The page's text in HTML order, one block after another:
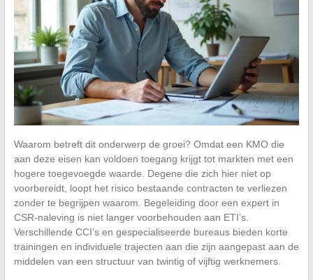
Waarom betreft dit onderwerp de groei? Omdat een KMO die
aan deze eisen kan voldoen toegang krijgt tot markten met een
hogere toegevoegde waarde. Degene die zich hier niet op
voorbereidt, loopt het risico bestaande contracten te verliezen
zonder te begrijpen waarom. Begeleiding door een expert in
CSR-naleving is niet langer voorbehouden aan ETI’s.
Verschillende CCI’s en gespecialiseerde bureaus bieden korte
trainingen en individuele trajecten aan die zijn aangepast aan de
middelen van een structuur van twintig of vijftig werknemers.